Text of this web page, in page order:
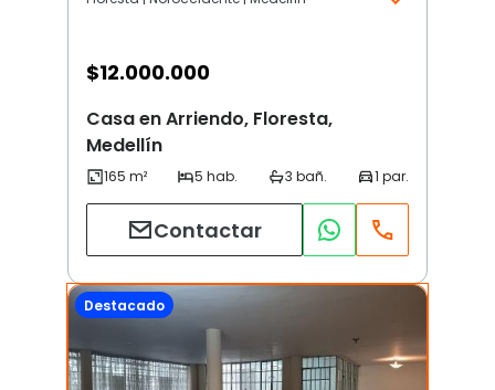
$12.000.000
Casa en Arriendo, Floresta,
Medellín
Contactar
Destacado